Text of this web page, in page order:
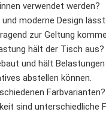
verwendet werden?
moderne Design
zur Geltung
hält der Tisch aus?
und hält
abstellen können.
Farbvarianten?
sind unterschiedliche